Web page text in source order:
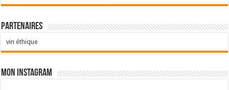
Partenaires
vin éthique
Mon Instagram